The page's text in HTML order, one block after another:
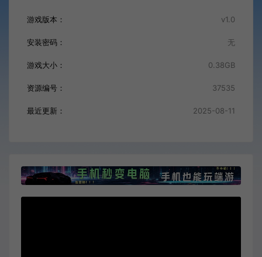
游戏版本： v1.0
安装密码： 无
游戏大小： 0.38GB
资源编号： 37535
最近更新： 2025-08-11